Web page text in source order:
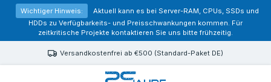
springen
Wichtiger Hinweis:
Aktuell kann es bei Server-RAM, CPUs, SSDs und
HDDs zu Verfügbarkeits- und Preisschwankungen kommen. Für
zeitkritische Projekte kontaktieren Sie uns bitte frühzeitig.
Versandkostenfrei ab €500 (Standard-Paket DE)